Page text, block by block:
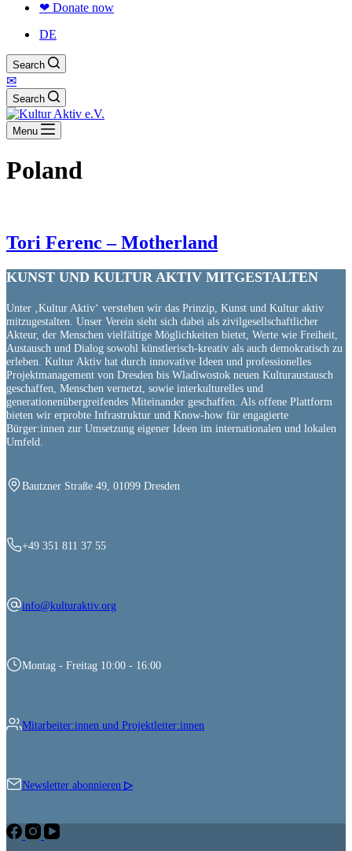
❤ Donate now
DE
Search
✉
Search
Menu
Poland
Tori Ferenc – Motherland
KUNST UND KULTUR AKTIV MITGESTALTEN
Unter ‚Kultur Aktiv‘ verstehen wir das Prinzip, Kunst und Kultur aktiv
mitzugestalten. Unser Verein sieht sich dabei als zivilgesellschaftlicher
Akteur, der Menschen vielfältige Möglichkeiten bietet, Werte wie Freiheit,
Austausch und Dialog sowohl künstlerisch-kreativ als auch demokratisch zu
erleben. Kultur Aktiv hat durch innovative Ideen und professionelles
Projektmanagement von Dresden bis Wladiwostok neuen Kulturaustausch
geschaffen, Menschen vernetzt, sowie interkulturelles und
generationenübergreifendes Miteinander geschaffen. Als offene Plattform
bieten wir erprobte Infrastruktur und Know-how für engagierte
Bürger:innen zur Umsetzung eigener Ideen im internationalen und lokalen
Umfeld.
Bautzner Straße 49, 01099 Dresden
+49 351 811 37 55
info@kulturaktiv.org
Montag - Freitag 10:00 - 16:00
Mitarbeiter:innen und Projektleiter:innen
Newsletter abonnieren ▷